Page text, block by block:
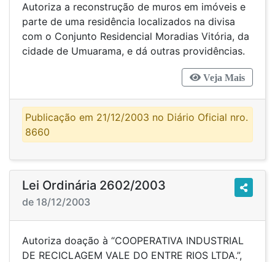
Autoriza a reconstrução de muros em imóveis e
parte de uma residência localizados na divisa
com o Conjunto Residencial Moradias Vitória, da
cidade de Umuarama, e dá outras providências.
Veja Mais
Publicação em 21/12/2003 no Diário Oficial nro.
8660
Lei Ordinária 2602/2003
de 18/12/2003
Autoriza doação à “COOPERATIVA INDUSTRIAL
DE RECICLAGEM VALE DO ENTRE RIOS LTDA.”,